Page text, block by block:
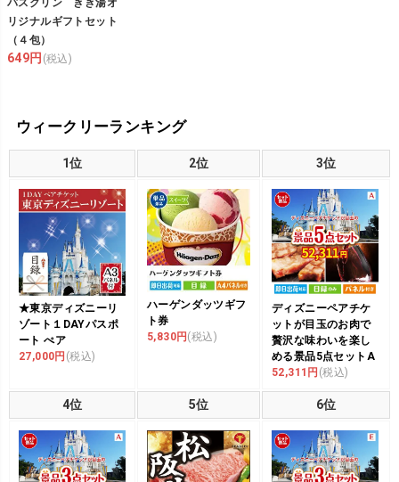
バスクリン きき湯オ
リジナルギフトセット
（４包）
649円 (税込)
ウィークリーランキング
1位 2位 3位
★東京ディズニーリ
ゾート１DAYパスポ
ート ぺア
27,000円 (税込)
ハーゲンダッツギフ
ト券
5,830円 (税込)
ディズニーペアチケ
ットが目玉のお肉で
贅沢な味わいを楽し
める景品5点セットA
52,311円 (税込)
4位 5位 6位